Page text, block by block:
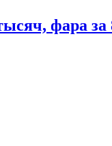
фара за